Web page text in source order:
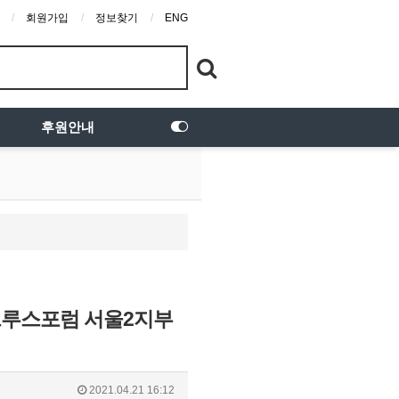
회원가입 정보찾기 ENG
후원안내
스포럼 서울2지부
2021.04.21 16:12